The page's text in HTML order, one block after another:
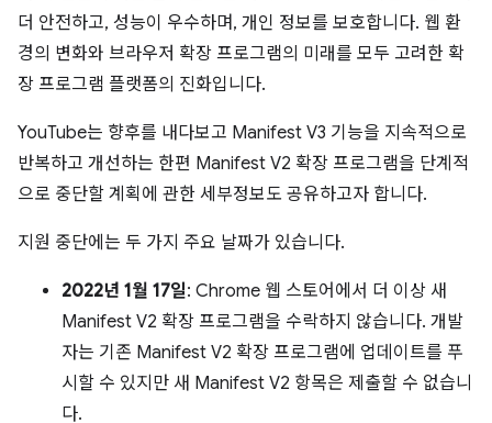
더 안전하고, 성능이 우수하며, 개인 정보를 보호합니다. 웹 환
경의 변화와 브라우저 확장 프로그램의 미래를 모두 고려한 확
장 프로그램 플랫폼의 진화입니다.
YouTube는 향후를 내다보고 Manifest V3 기능을 지속적으로
반복하고 개선하는 한편 Manifest V2 확장 프로그램을 단계적
으로 중단할 계획에 관한 세부정보도 공유하고자 합니다.
지원 중단에는 두 가지 주요 날짜가 있습니다.
2022년 1월 17일: Chrome 웹 스토어에서 더 이상 새
Manifest V2 확장 프로그램을 수락하지 않습니다. 개발
자는 기존 Manifest V2 확장 프로그램에 업데이트를 푸
시할 수 있지만 새 Manifest V2 항목은 제출할 수 없습니
다.